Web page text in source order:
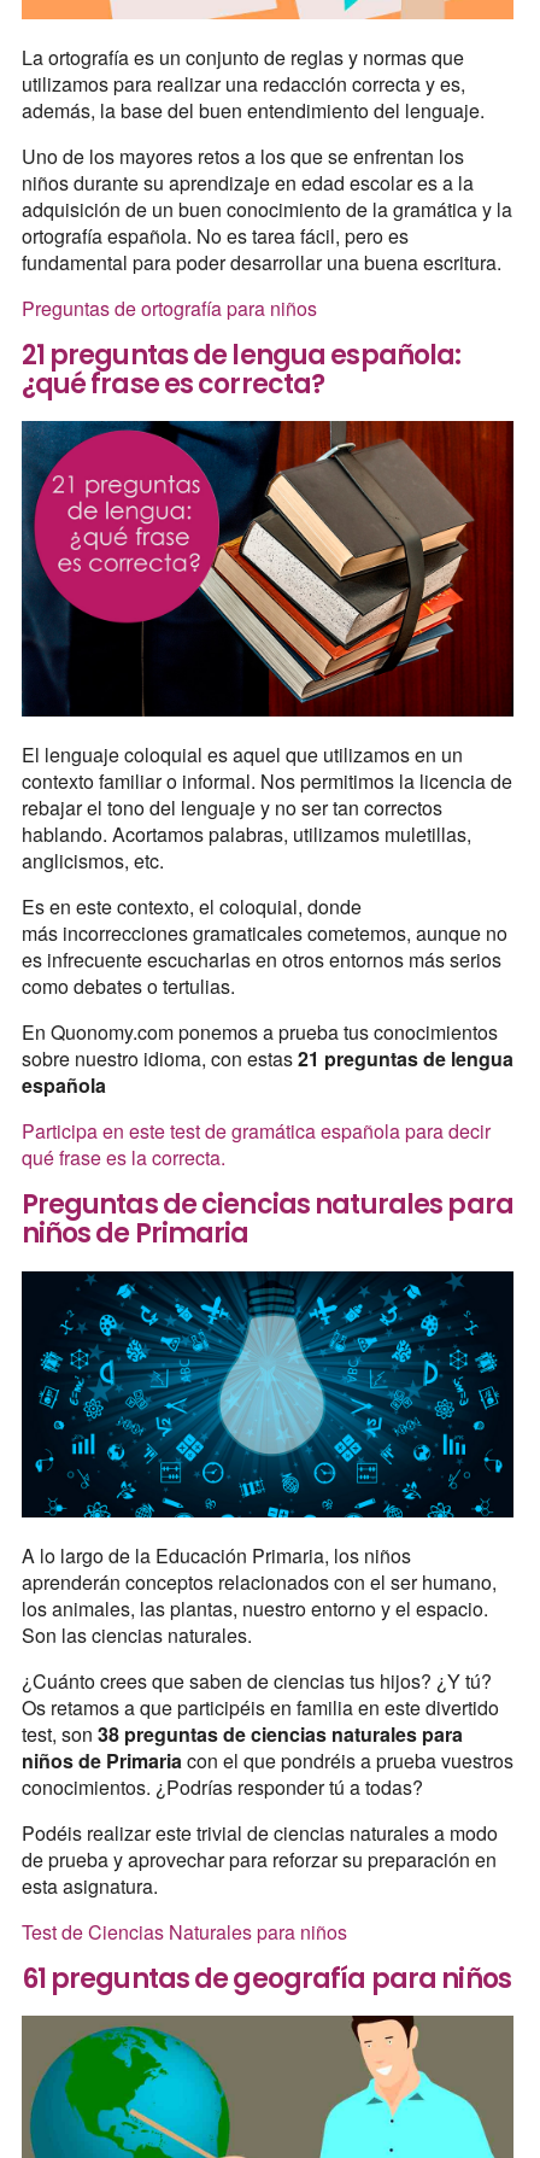
La ortografía es un conjunto de reglas y normas que
utilizamos para realizar una redacción correcta y es,
además, la base del buen entendimiento del lenguaje.
Uno de los mayores retos a los que se enfrentan los
niños durante su aprendizaje en edad escolar es a la
adquisición de un buen conocimiento de la gramática y la
ortografía española. No es tarea fácil, pero es
fundamental para poder desarrollar una buena escritura.
Preguntas de ortografía para niños
21 preguntas de lengua española:
¿qué frase es correcta?
El lenguaje coloquial es aquel que utilizamos en un
contexto familiar o informal. Nos permitimos la licencia de
rebajar el tono del lenguaje y no ser tan correctos
hablando. Acortamos palabras, utilizamos muletillas,
anglicismos, etc.
Es en este contexto, el coloquial, donde
más incorrecciones gramaticales cometemos, aunque no
es infrecuente escucharlas en otros entornos más serios
como debates o tertulias.
En Quonomy.com ponemos a prueba tus conocimientos
sobre nuestro idioma, con estas21 preguntas de lengua
española
Participa en este test de gramática española para decir
qué frase es la correcta.
Preguntas de ciencias naturales para
niños de Primaria
A lo largo de la Educación Primaria, los niños
aprenderán conceptos relacionados con el ser humano,
los animales, las plantas, nuestro entorno y el espacio.
Son las ciencias naturales.
¿Cuánto crees que saben de ciencias tus hijos? ¿Y tú?
Os retamos a que participéis en familia en este divertido
test, son 38 preguntas de ciencias naturales para
niños de Primariacon el que pondréis a prueba vuestros
conocimientos. ¿Podrías responder tú a todas?
Podéis realizar este trivial de ciencias naturales a modo
de prueba y aprovechar para reforzar su preparación en
esta asignatura.
Test de Ciencias Naturales para niños
61 preguntas de geografía para niños